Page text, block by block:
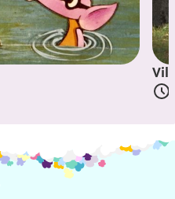
Info og kontakt